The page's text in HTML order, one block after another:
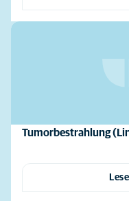
Tumorbestrahlung